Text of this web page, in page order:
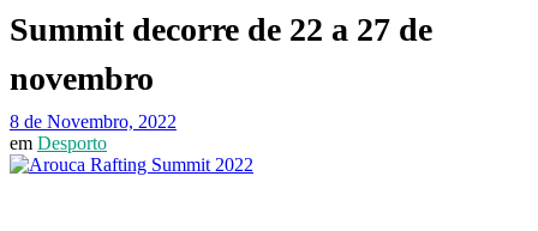
Summit decorre de 22 a 27 de
novembro
8 de Novembro, 2022
em Desporto